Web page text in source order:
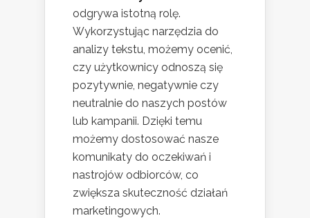
odgrywa istotną rolę.
Wykorzystując narzędzia do
analizy tekstu, możemy ocenić,
czy użytkownicy odnoszą się
pozytywnie, negatywnie czy
neutralnie do naszych postów
lub kampanii. Dzięki temu
możemy dostosować nasze
komunikaty do oczekiwań i
nastrojów odbiorców, co
zwiększa skuteczność działań
marketingowych.